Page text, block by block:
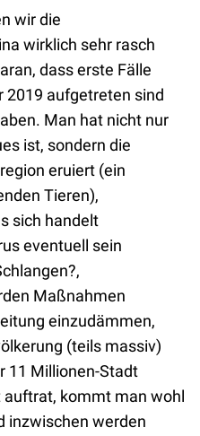
wir die
wirklich sehr rasch
dass erste Fälle
2019 aufgetreten sind
Man hat nicht nur
ist, sondern die
eruiert (ein
Tieren),
sich handelt
eventuell sein
Maßnahmen
einzudämmen,
(teils massiv)
11 Millionen-Stadt
auftrat, kommt man wohl
inzwischen werden